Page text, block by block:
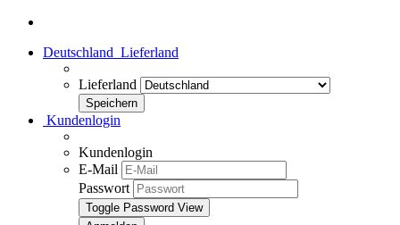
Deutschland Lieferland
Lieferland
Kundenlogin
Kundenlogin
E-Mail
Passwort
Toggle Password View